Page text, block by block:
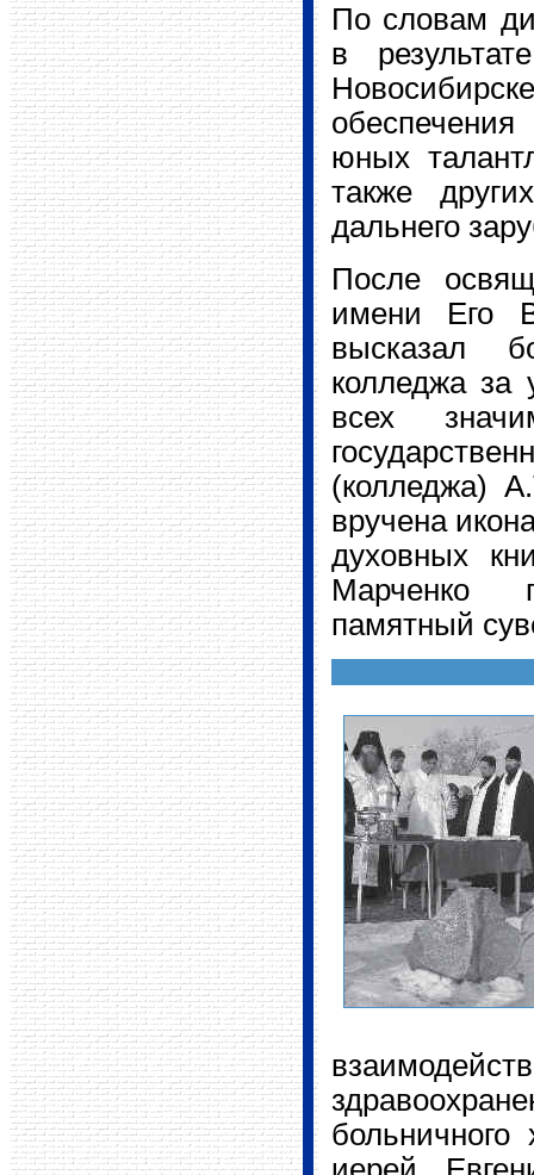
По словам
в
юных
также
дальнего
После
имени Его
высказал
колледжа за
всех
(колледжа)
вручена
духовных
Марченко
памятный